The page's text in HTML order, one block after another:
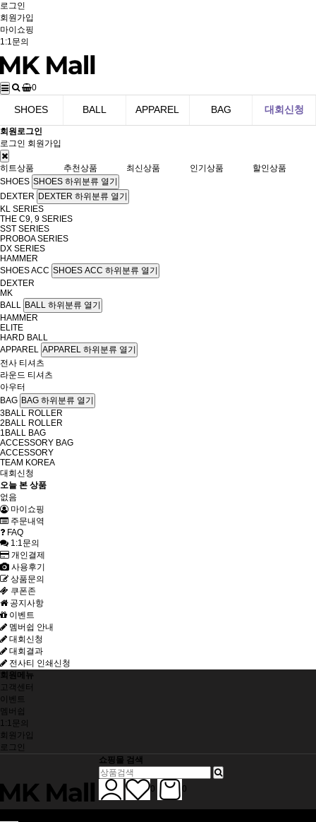
로그인
회원가입
마이쇼핑
1:1문의
0
SHOES BALL APPAREL BAG 대회신청
회원로그인
로그인 회원가입
히트상품 추천상품 최신상품 인기상품
할인상품
SHOES SHOES 하위분류 열기
DEXTER DEXTER 하위분류 열기
KL SERIES
THE C9, 9 SERIES
SST SERIES
PROBOA SERIES
DX SERIES
HAMMER
SHOES ACC SHOES ACC 하위분류 열기
DEXTER
MK
BALL
BALL 하위분류 열기
HAMMER
ELITE
HARD BALL
APPAREL
APPAREL 하위분류 열기
전사 티셔츠
라운드 티셔츠
아우터
BAG BAG 하위분류 열기
3BALL ROLLER
2BALL ROLLER
1BALL BAG
ACCESSORY BAG
ACCESSORY
TEAM KOREA
대회신청
오늘 본 상품
없음
마이쇼핑
주문내역
FAQ
1:1문의
개인결제
사용후기
상품문의
쿠폰존
공지사항
이벤트
멤버쉽 안내
대회신청
대회결과
전사티 인쇄신청
회원메뉴
고객센터
이벤트
멤버쉽
1:1문의
회원가입
로그인
쇼핑몰 검색
0 0